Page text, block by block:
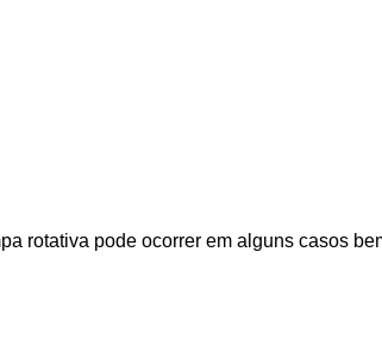
rotativa pode ocorrer em alguns casos